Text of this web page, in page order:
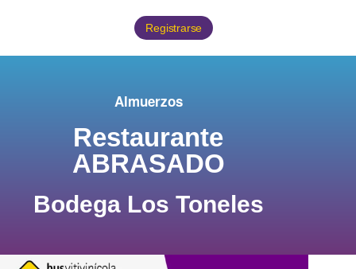
Registrarse
Almuerzos
Restaurante
ABRASADO
Bodega Los Toneles